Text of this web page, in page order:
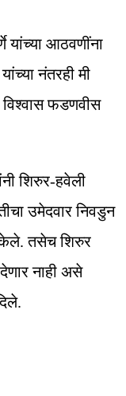
यांच्या आठवणींना
नंतरही मी
फडणवीस
शिरुर-हवेली
उमेदवार निवडुन
केले. तसेच शिरुर
नाही असे